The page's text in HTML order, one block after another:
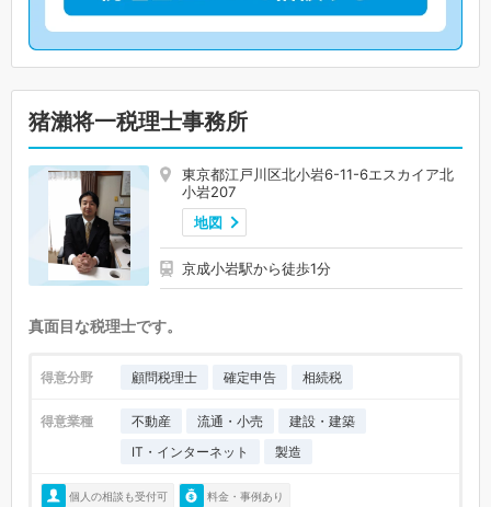
猪瀨将一税理士事務所
東京都江戸川区北小岩6-11-6エスカイア北
小岩207
地図
京成小岩駅から徒歩1分
真面目な税理士です。
得意分野 顧問税理士 確定申告 相続税
得意業種 不動産 流通・小売
建設・建築
IT・インターネット
製造
個人の相談も受付可 料金・事例あり